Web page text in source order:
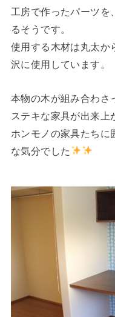
工房で作ったパーツを
るそうです。
使用する木材は丸太か
沢に使用しています。
本物の木が組み合わさ
ステキな家具が出来
ホンモノの家具たちに
な気分でした